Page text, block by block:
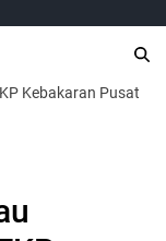
Kebakaran Pusat